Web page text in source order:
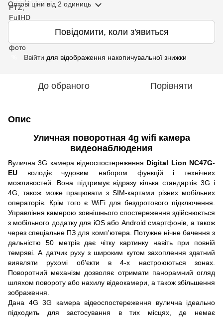
Оптові ціни від 2 одиниць
Повідомити, коли з'явиться
Ввійти для відображення накопичувальної знижки
До обраного Порівняти
Опис
Уличная поворотная 4g wifi камера
видеонаблюдения
Вулична 3G камера відеоспостереження Digital Lion NC47G-
EU володіє чудовим набором функцій і технічних
можливостей. Вона підтримує відразу кілька стандартів 3G і
4G, також може працювати з SIM-картами різних мобільних
операторів. Крім того є WiFi для бездротового підключення.
Управління камерою зовнішнього спостереження здійснюється
з мобільного додатку для iOS або Android смартфонів, а також
через спеціальне ПЗ для комп'ютера. Потужне нічне бачення з
дальністю 50 метрів дає чітку картинку навіть при повній
темряві. А датчик руху з широким кутом захоплення здатний
виявляти рухомі об'єкти в 4-х настроюються зонах.
Поворотний механізм дозволяє отримати панорамний огляд
шляхом повороту або нахилу відеокамери, а також збільшення
зображення.
Дана 4G 3G камера відеоспостереження вулична ідеально
підходить для застосування в тих місцях, де немає